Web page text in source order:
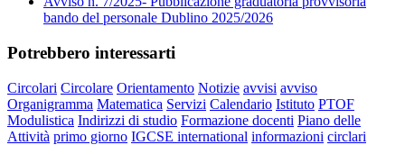
bando del personale Dublino 2025/2026
Potrebbero interessarti
Circolari Circolare Orientamento Notizie avvisi avviso
Organigramma Matematica Servizi Calendario Istituto PTOF
Modulistica Indirizzi di studio Formazione docenti Piano delle
Attività primo giorno IGCSE international informazioni circlari